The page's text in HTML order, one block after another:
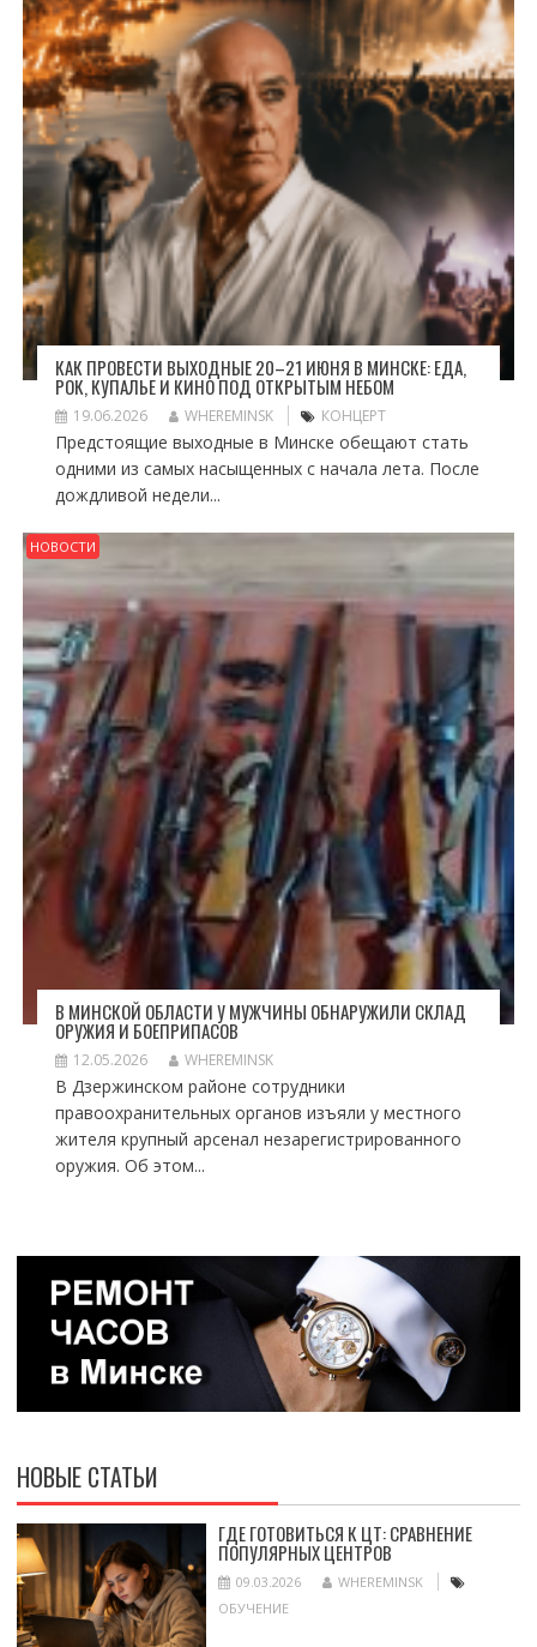
КАК ПРОВЕСТИ ВЫХОДНЫЕ 20–21 ИЮНЯ В МИНСКЕ: ЕДА,
РОК, КУПАЛЬЕ И КИНО ПОД ОТКРЫТЫМ НЕБОМ
19.06.2026 WHEREMINSK КОНЦЕРТ
Предстоящие выходные в Минске обещают стать
одними из самых насыщенных с начала лета. После
дождливой недели...
НОВОСТИ
В МИНСКОЙ ОБЛАСТИ У МУЖЧИНЫ ОБНАРУЖИЛИ СКЛАД
ОРУЖИЯ И БОЕПРИПАСОВ
12.05.2026 WHEREMINSK
В Дзержинском районе сотрудники
правоохранительных органов изъяли у местного
жителя крупный арсенал незарегистрированного
оружия. Об этом...
НОВЫЕ СТАТЬИ
ГДЕ ГОТОВИТЬСЯ К ЦТ: СРАВНЕНИЕ
ПОПУЛЯРНЫХ ЦЕНТРОВ
09.03.2026
WHEREMINSK
ОБУЧЕНИЕ